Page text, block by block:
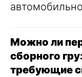
Можно ли
сборного
требующие